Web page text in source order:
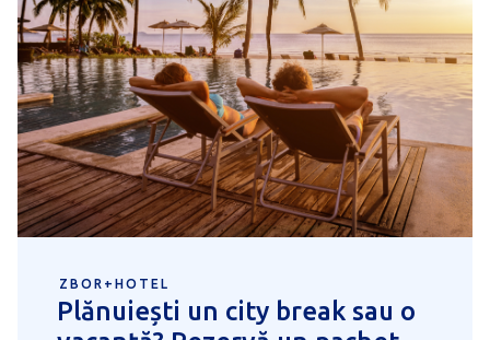
ZBOR+HOTEL
Plănuiești un city break sau o